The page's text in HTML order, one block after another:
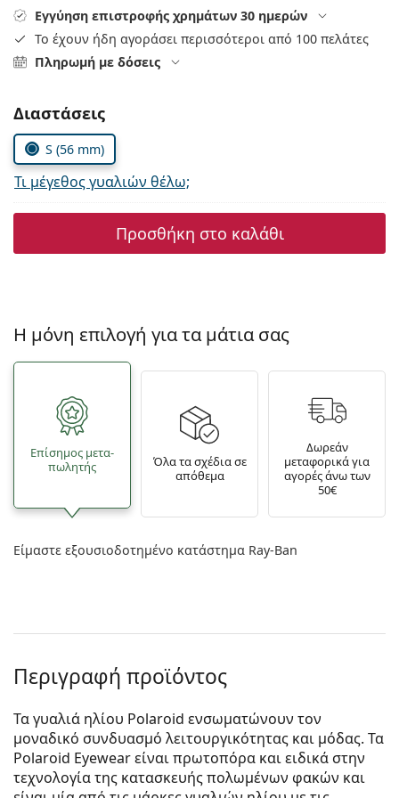
Persol
Prada
Εγγύηση επιστροφής χρημάτων 30 ημερών
Το έχουν ήδη αγοράσει περισσότεροι από 100 πελάτες
Πληρωμή με δόσεις
Συμπληρώστε τις παράμετρους
Διαστάσεις
S (56 mm)
Τι μέγεθος γυαλιών θέλω;
Προσθήκη στο καλάθι
Η μόνη επιλογή για τα μάτια σας
Επίσημος μετα­
πωλητής
Όλα τα σχέδια σε
απόθεμα
Δωρεάν
μεταφορικά για
αγορές άνω των
50€
Είμαστε εξουσιοδοτημένο κατάστημα Ray-Ban
Περιγραφή προϊόντος
Τα γυαλιά ηλίου Polaroid ενσωματώνουν τον
μοναδικό συνδυασμό λειτουργικότητας και μόδας. Τα
Polaroid Eyewear είναι πρωτοπόρα και ειδικά στην
τεχνολογία της κατασκευής πολωμένων φακών και